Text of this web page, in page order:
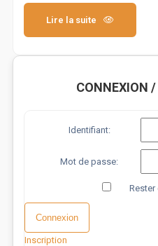
Lire la suite
CONNEXION
Identifiant:
Mot de passe:
Rester
Connexion
Inscription